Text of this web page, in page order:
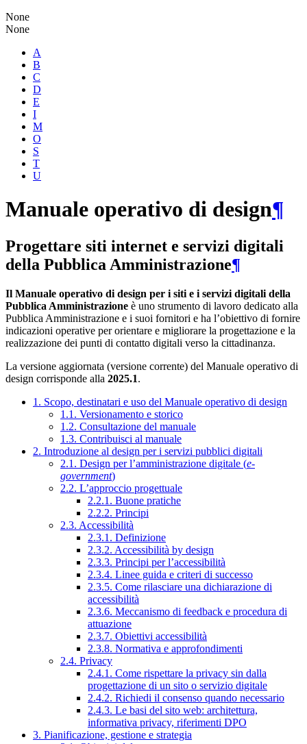
None
None
A
B
C
D
E
I
M
O
S
T
U
Manuale operativo di design¶
Progettare siti internet e servizi digitali
della Pubblica Amministrazione¶
Il Manuale operativo di design per i siti e i servizi digitali della
Pubblica Amministrazione è uno strumento di lavoro dedicato alla
Pubblica Amministrazione e i suoi fornitori e ha l’obiettivo di fornire
indicazioni operative per orientare e migliorare la progettazione e la
realizzazione dei punti di contatto digitali verso la cittadinanza.
La versione aggiornata (versione corrente) del Manuale operativo di
design corrisponde alla 2025.1.
1. Scopo, destinatari e uso del Manuale operativo di design
1.1. Versionamento e storico
1.2. Consultazione del manuale
1.3. Contribuisci al manuale
2. Introduzione al design per i servizi pubblici digitali
2.1. Design per l’amministrazione digitale (e-
government)
2.2. L’approccio progettuale
2.2.1. Buone pratiche
2.2.2. Principi
2.3. Accessibilità
2.3.1. Definizione
2.3.2. Accessibilità by design
2.3.3. Principi per l’accessibilità
2.3.4. Linee guida e criteri di successo
2.3.5. Come rilasciare una dichiarazione di
accessibilità
2.3.6. Meccanismo di feedback e procedura di
attuazione
2.3.7. Obiettivi accessibilità
2.3.8. Normativa e approfondimenti
2.4. Privacy
2.4.1. Come rispettare la privacy sin dalla
progettazione di un sito o servizio digitale
2.4.2. Richiedi il consenso quando necessario
2.4.3. Le basi del sito web: architettura,
informativa privacy, riferimenti DPO
3. Pianificazione, gestione e strategia